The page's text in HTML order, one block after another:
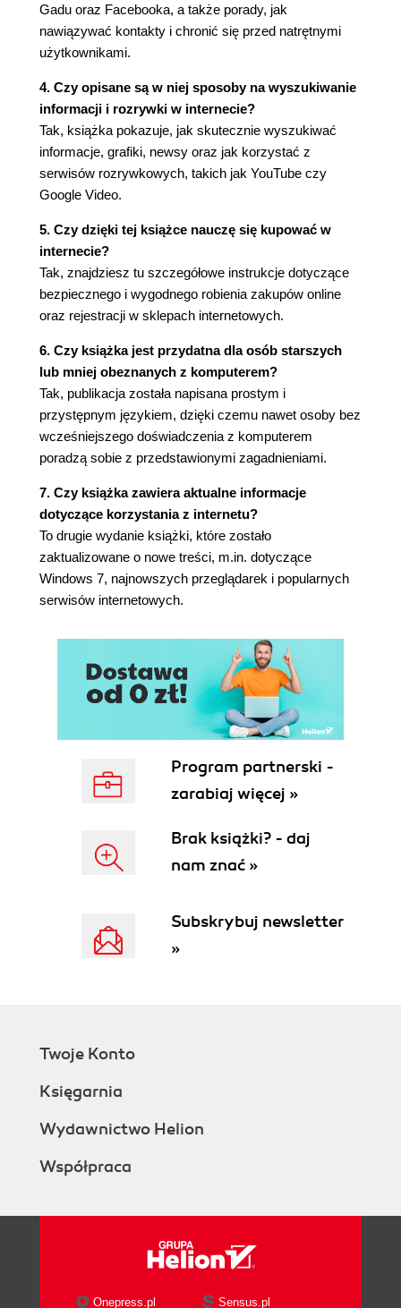
24. Jak zainstalować Gadu-Gadu? (72)
25. Jak dodać znajomych do Gadu-Gadu? (75)
26. Jak nawiązać kontakt przez Gadu-Gadu? (78)
27. Jak w Gadu-Gadu radzić sobie z natrętami? (82)
28. Jak słuchać radia za pośrednictwem
komputera? (84)
30. Jak korzystać z Facebooka? (90)
31. Jak kupować w internecie? (94)
32. Jak zarejestrować się w serwisie gier online?
33. Jak grać online? (99)
34. Jak grać w gry flashowe? (101)
35. Jak dbać o bezpieczeństwo komputera w
internecie? Zapora systemu Windows (103)
36. Jak uaktualnić system Windows 7? (105)
37. Jak skonfigurować program Windows Defender,
aby skutecznie chronił system przed internetowymi
wrogami? (108)
Gadu oraz Facebooka, a także porady, jak
nawiązywać kontakty i chronić się przed natrętnymi
użytkownikami.
4. Czy opisane są w niej sposoby na wyszukiwanie
informacji i rozrywki w internecie?
Tak, książka pokazuje, jak skutecznie wyszukiwać
informacje, grafiki, newsy oraz jak korzystać z
serwisów rozrywkowych, takich jak YouTube czy
Google Video.
5. Czy dzięki tej książce nauczę się kupować w
internecie?
Tak, znajdziesz tu szczegółowe instrukcje dotyczące
bezpiecznego i wygodnego robienia zakupów online
oraz rejestracji w sklepach internetowych.
6. Czy książka jest przydatna dla osób starszych
lub mniej obeznanych z komputerem?
Tak, publikacja została napisana prostym i
przystępnym językiem, dzięki czemu nawet osoby bez
wcześniejszego doświadczenia z komputerem
poradzą sobie z przedstawionymi zagadnieniami.
7. Czy książka zawiera aktualne informacje
dotyczące korzystania z internetu?
To drugie wydanie książki, które zostało
zaktualizowane o nowe treści, m.in. dotyczące
Windows 7, najnowszych przeglądarek i popularnych
serwisów internetowych.
Program partnerski -
zarabiaj więcej »
Brak książki? - daj
nam znać »
Subskrybuj newsletter
»
Twoje Konto
Księgarnia
Wydawnictwo Helion
Współpraca
Onepress.pl Sensus.pl